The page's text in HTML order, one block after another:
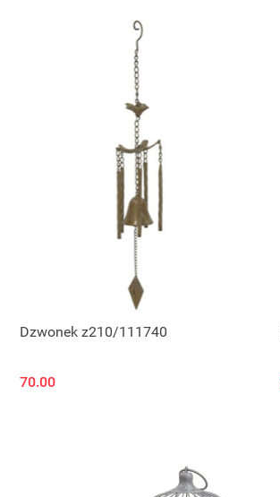
Dzwonek z210/111740
70.00